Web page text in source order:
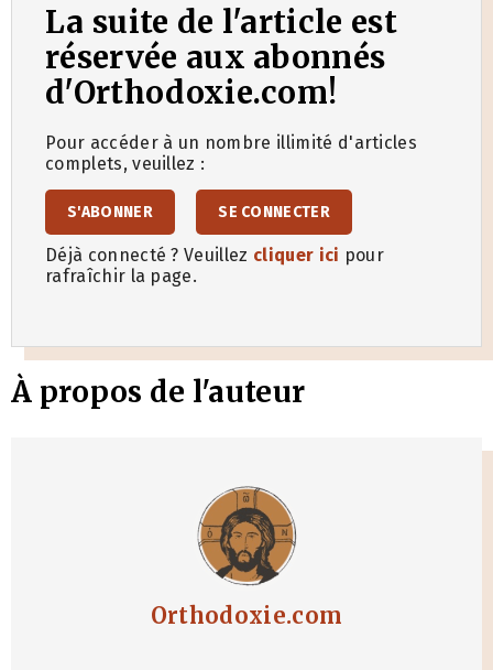
La suite de l'article est
réservée aux abonnés
d'Orthodoxie.com!
Pour accéder à un nombre illimité d'articles
complets, veuillez :
S'ABONNER SE CONNECTER
Déjà connecté ? Veuillez cliquer ici pour
rafraîchir la page.
À propos de l'auteur
Orthodoxie.com